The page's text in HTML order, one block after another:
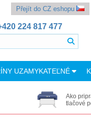
Přejít do CZ eshopu
224 817 477
UZAMYKATEĽNÉ
Ako
tlačové